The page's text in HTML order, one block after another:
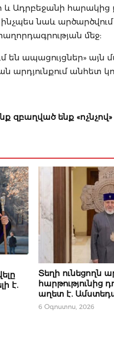
հարակից
նաև
մեջ:
են ապացույցներ» այն
արդյունքում
զբաղված ենք «ոչնչով»
է.
ԿԱՐԵՎՈՐԸ
Տեղի ունեցողն
հարթությունից
աղետ է.
6 Օգոստոս, 2026